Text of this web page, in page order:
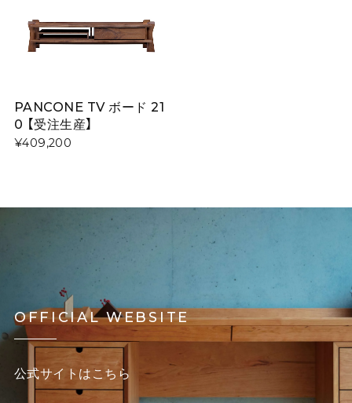
PANCONE TV ボード 21
0 【受注生産】
¥409,200
OFFICIAL WEBSITE
公式サイトはこちら